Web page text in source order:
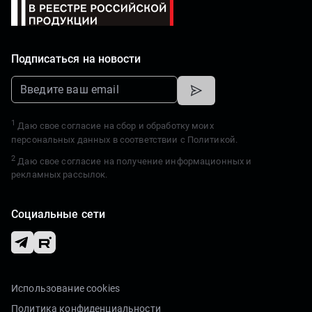
Подписаться на новости
1 Даю свое согласие на сбор и обработку моих
персональных данных в соответствии с Политикой.
2 Даю свое согласие на получение информационных и
рекламных рассылок.
Социальные сети
Использование cookies
Политика конфиденциальности